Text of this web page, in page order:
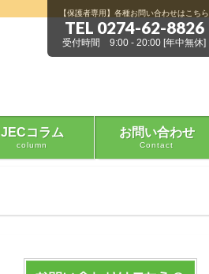
【保護者専用】各種お問い合わせはこちら
TEL 0274-62-8826
受付時間 9:00 - 20:00 [年中無休]
JECコラム
column
お問い合わせ
Contact